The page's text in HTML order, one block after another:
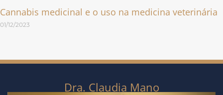
Cannabis medicinal e o uso na medicina veterinária
01/12/2023
Dra. Claudia Mano